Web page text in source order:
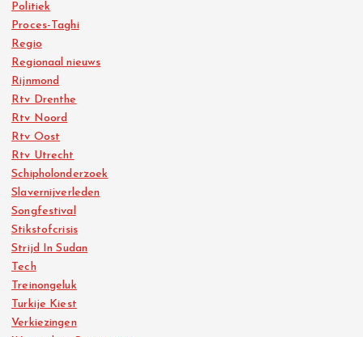
Politiek
Proces-Taghi
Regio
Regionaal nieuws
Rijnmond
Rtv Drenthe
Rtv Noord
Rtv Oost
Rtv Utrecht
Schipholonderzoek
Slavernijverleden
Songfestival
Stikstofcrisis
Strijd In Sudan
Tech
Treinongeluk
Turkije Kiest
Verkiezingen